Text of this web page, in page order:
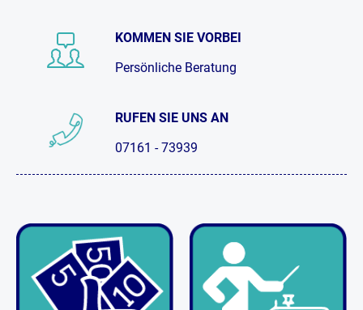
KOMMEN SIE VORBEI
Persönliche Beratung
RUFEN SIE UNS AN
07161 - 73939